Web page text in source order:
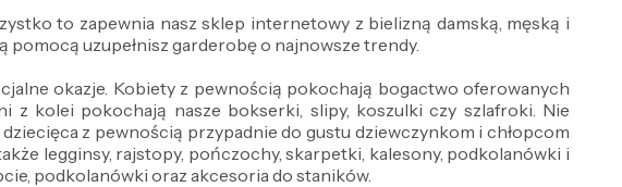
to zapewnia nasz sklep internetowy z bielizną damską, męską i
pomocą uzupełnisz garderobę o najnowsze trendy.
okazje. Kobiety z pewnością pokochają bogactwo oferowanych
z kolei pokochają nasze bokserki, slipy, koszulki czy szlafroki. Nie
z pewnością przypadnie do gustu dziewczynkom i chłopcom
legginsy, rajstopy, pończochy, skarpetki, kalesony, podkolanówki i
podkolanówki oraz akcesoria do staników.